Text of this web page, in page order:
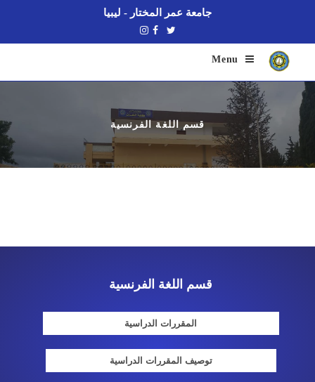
جامعة عمر المختار - ليبيا
Menu
قسم اللغة الفرنسية
قسم اللغة الفرنسية
المقررات الدراسية
توصيف المقررات الدراسية